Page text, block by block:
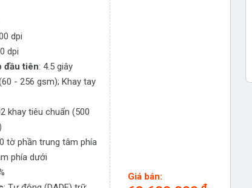
dpi
dpi
đầu tiên: 4.5 giây
- 256 gsm); Khay tay
khay tiêu chuẩn (500
tờ phần trung tâm phía
phía dưới
Giá bán: